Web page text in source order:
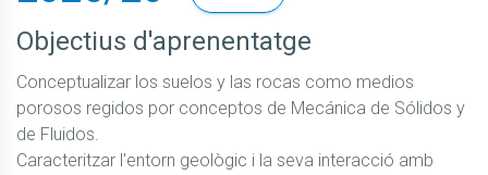
Objectius d'aprenentatge
Conceptualizar los suelos y las rocas como medios
porosos regidos por conceptos de Mecánica de Sólidos y
de Fluidos.
Caracteritzar l'entorn geològic i la seva interacció amb